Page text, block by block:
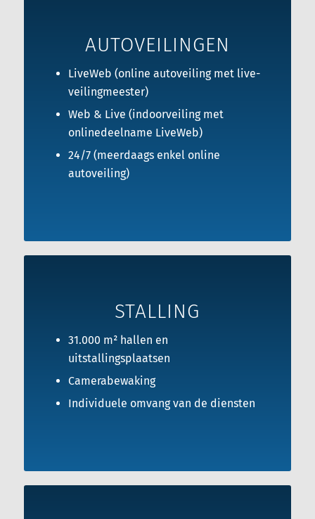
AUTOVEILINGEN
LiveWeb (online autoveiling met live-
veilingmeester)
Web & Live (indoorveiling met
onlinedeelname LiveWeb)
24/7 (meerdaags enkel online
autoveiling)
STALLING
31.000 m² hallen en
uitstallingsplaatsen
Camerabewaking
Individuele omvang van de diensten